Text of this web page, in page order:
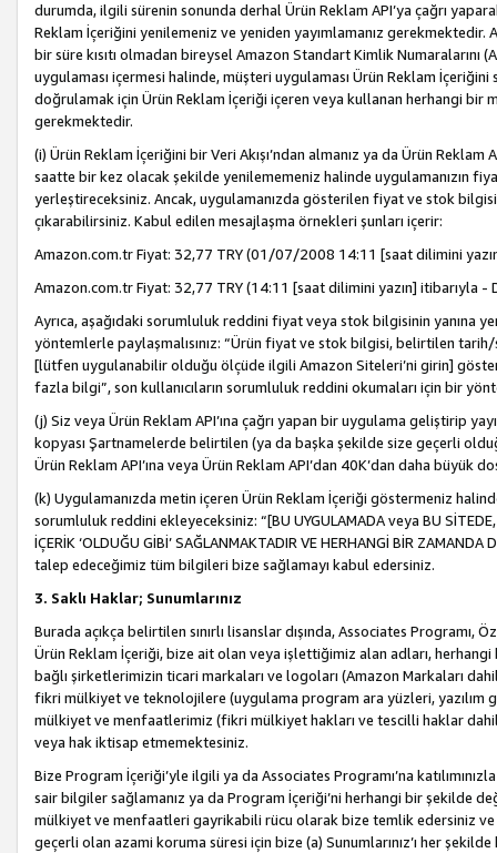
durumda, ilgili sürenin sonunda derhal Ürün Reklam API’ya çağrı
Reklam İçeriğini yenilemeniz ve yeniden yayımlamanız gerekmektedir.
bir süre kısıtı olmadan bireysel Amazon Standart Kimlik Numaralarını
uygulaması içermesi halinde, müşteri uygulaması Ürün Reklam
doğrulamak için Ürün Reklam İçeriği içeren veya kullanan herhangi bir
gerekmektedir.
(i) Ürün Reklam İçeriğini bir Veri Akışı’ndan almanız ya da Ürün
saatte bir kez olacak şekilde yenilememeniz halinde uygulamanızın
yerleştireceksiniz. Ancak, uygulamanızda gösterilen fiyat ve stok
çıkarabilirsiniz. Kabul edilen mesajlaşma örnekleri şunları içerir:
Amazon.com.tr Fiyat: 32,77 TRY (01/07/2008 14:11 [saat dilimini
Amazon.com.tr Fiyat: 32,77 TRY (14:11 [saat dilimini yazın] itibarıyla -
Ayrıca, aşağıdaki sorumluluk reddini fiyat veya stok bilgisinin yanına
yöntemlerle paylaşmalısınız: “Ürün fiyat ve stok bilgisi, belirtilen
[lütfen uygulanabilir olduğu ölçüde ilgili Amazon Siteleri’ni girin]
fazla bilgi”, son kullanıcıların sorumluluk reddini okumaları için bir
(j) Siz veya Ürün Reklam API’ına çağrı yapan bir uygulama geliştirip
kopyası Şartnamelerde belirtilen (ya da başka şekilde size geçerli
Ürün Reklam API’ına veya Ürün Reklam API’dan 40K’dan daha büyük
(k) Uygulamanızda metin içeren Ürün Reklam İçeriği göstermeniz
sorumluluk reddini ekleyeceksiniz: “[BU UYGULAMADA veya BU SİTEDE,
İÇERİK ‘OLDUĞU GİBİ’ SAĞLANMAKTADIR VE HERHANGİ BİR
talep edeceğimiz tüm bilgileri bize sağlamayı kabul edersiniz.
3. Saklı Haklar; Sunumlarınız
Burada açıkça belirtilen sınırlı lisanslar dışında, Associates Programı,
Ürün Reklam İçeriği, bize ait olan veya işlettiğimiz alan adları,
bağlı şirketlerimizin ticari markaları ve logoları (Amazon Markaları
fikri mülkiyet ve teknolojilere (uygulama program ara yüzleri,
mülkiyet ve menfaatlerimiz (fikri mülkiyet hakları ve tescilli haklar
veya hak iktisap etmemektesiniz.
Bize Program İçeriği’yle ilgili ya da Associates Programı’na
sair bilgiler sağlamanız ya da Program İçeriği’ni herhangi bir şekilde
mülkiyet ve menfaatleri gayrikabili rücu olarak bize temlik edersiniz ve
geçerli olan azami koruma süresi için bize (a) Sunumlarınız’ı her